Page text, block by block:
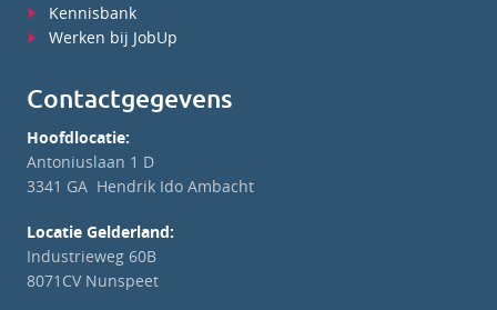
Kennisbank
Werken bij JobUp
Contactgegevens
Hoofdlocatie:
Antoniuslaan 1 D
3341 GA Hendrik Ido Ambacht
Locatie Gelderland:
Industrieweg 60B
8071CV Nunspeet